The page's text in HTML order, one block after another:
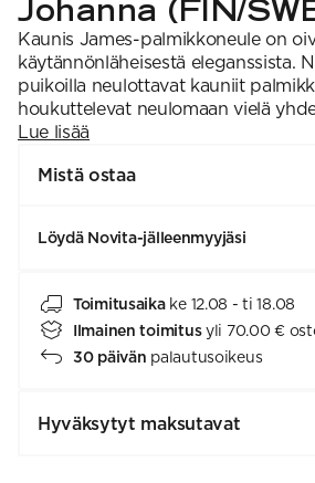
Johanna (FIN/
Kaunis James-palmikkoneule on
käytännönläheisestä eleganssista.
puikoilla neulottavat kauniit
houkuttelevat neulomaan vielä
Lue lisää
Mistä ostaa
Löydä Novita-jälleenmyyjäsi
Toimitusaika ke 12.08 - ti 18.08
Ilmainen toimitus yli 70.00 €
30 päivän palautusoikeus
Hyväksytyt maksutavat